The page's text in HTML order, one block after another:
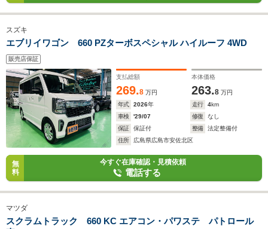
スズキ
エブリイワゴン 660 PZターボスペシャル ハイルーフ 4WD
販売店保証
支払総額
269.8 万円
本体価格
263.8 万円
年式
2026年 走行 4km
車検
'29/07 修復
なし
保証
保証付 整備
法定整備付
住所
広島県広島市安佐北区
無
料
今すぐ在庫確認・見積依頼
電話する
マツダ
スクラムトラック 660 KC エアコン・パワステ パトロール